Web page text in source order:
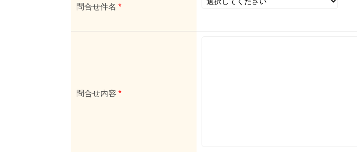
問合せ件名 *
問合せ内容 *